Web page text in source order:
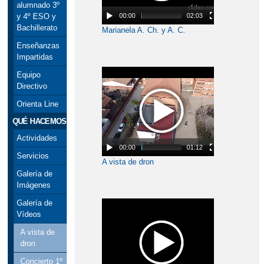
alumnado 3º
y 4º ESO y
Bachillerato
Enseñanzas
Impartidas
Equipo
Directivo
Orienta Line
QUÉ HACEMOS
Actividades
Servicios
Galería de
Imágenes
Galería de
Vídeos
A vista de
dron
Concierto 1º
00:00 02:03
Marianela A. Ch. y A. C.
00:00 01:12
A vista de dron